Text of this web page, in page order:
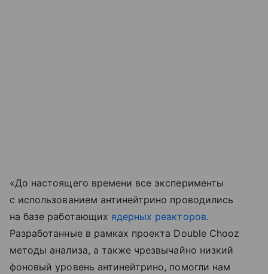
«До настоящего времени все эксперименты
с использованием антинейтрино проводились
на базе работающих ядерных реакторов.
Разработанные в рамках проекта Double Chooz
методы анализа, а также чрезвычайно низкий
фоновый уровень антинейтрино, помогли нам